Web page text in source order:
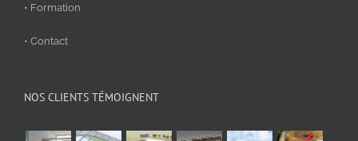
• Formation
• Contact
NOS CLIENTS TÉMOIGNENT